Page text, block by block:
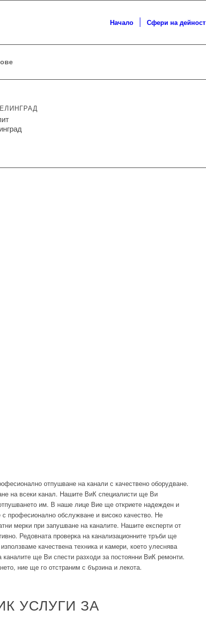
Начало Сфери на дейност
отпушване на канали с качествено оборудване.
на всеки канал. Нашите ВиК специалисти ще Ви
им. В наше лице Вие ще откриете надежден и
професионално обслужване и високо качество. Не
мерки при запушване на каналите. Нашите експерти от
Редовната проверка на канализационните тръби ще
качествена техника и камери, което улеснява
каналите ще Ви спести разходи за постоянни ВиК ремонти.
ние ще го отстраним с бързина и лекота.
УСЛУГИ ЗА